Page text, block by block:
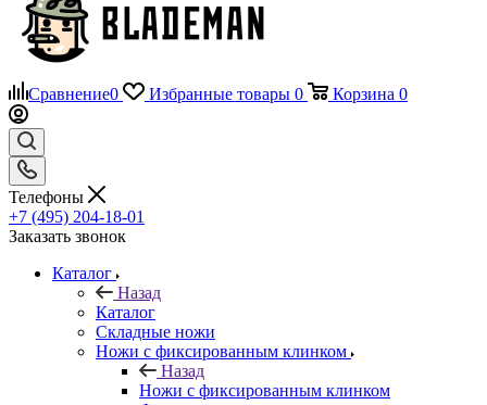
Сравнение0 Избранные товары 0 Корзина 0
Телефоны
+7 (495) 204-18-01
Заказать звонок
Каталог
Назад
Каталог
Складные ножи
Ножи с фиксированным клинком
Назад
Ножи с фиксированным клинком